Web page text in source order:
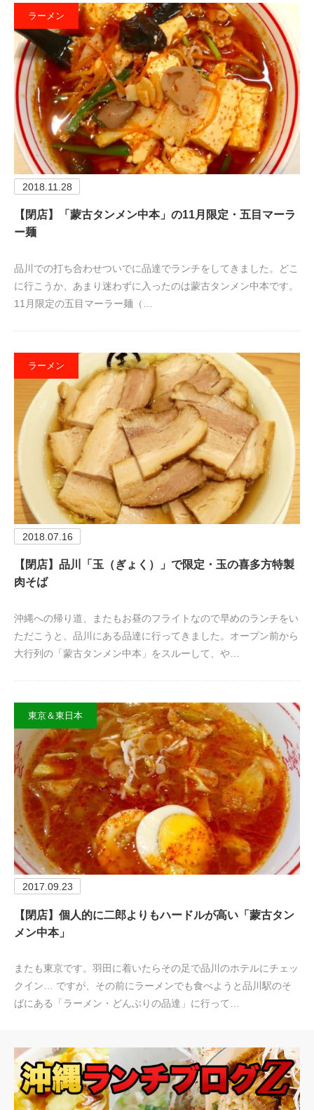
ラーメン
2018.11.28
【閉店】「蒙古タンメン中本」の11月限定・五目マーラ
ー麺
品川での打ち合わせついでに品達でランチをしてきました。どこ
に行こうか、あまり迷わずに入ったのは蒙古タンメン中本です。
11月限定の五目マーラー麺（…
ラーメン
2018.07.16
【閉店】品川「玉（ぎょく）」で限定・玉の喜多方特製
肉そば
沖縄への帰り道、またもお昼のフライトなので早めのランチをい
ただこうと、品川にある品達に行ってきました。オープン前から
大行列の「蒙古タンメン中本」をスルーして、や…
東京＆東日本
2017.09.23
【閉店】個人的に二郎よりもハードルが高い「蒙古タン
メン中本」
またも東京です。羽田に着いたらその足で品川のホテルにチェッ
クイン… ですが、その前にラーメンでも食べようと品川駅のそ
ばにある「ラーメン・どんぶりの品達」に行って…